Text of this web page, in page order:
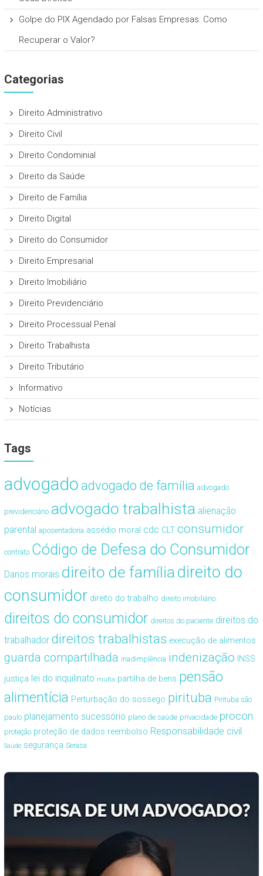
Golpe do PIX Agendado por Falsas Empresas: Como
Recuperar o Valor?
Categorias
Direito Administrativo
Direito Civil
Direito Condominial
Direito da Saúde
Direito de Família
Direito Digital
Direito do Consumidor
Direito Empresarial
Direito Imobiliário
Direito Previdenciário
Direito Processual Penal
Direito Trabalhista
Direito Tributário
Informativo
Notícias
Tags
advogado advogado de família advogado
previdenciário advogado trabalhista alienação
parental aposentadoria assédio moral cdc CLT consumidor
contrato Código de Defesa do Consumidor
Danos morais direito de famíliadireito do
consumidor direito do trabalho direito imobiliário
direitos do consumidor direitos do paciente direitos do
trabalhador direitos trabalhistas execução de alimentos
guarda compartilhada inadimplência indenização INSS
justiça lei do inquilinato multa partilha de bens pensão
alimentícia Perturbação do sossego pirituba Pirituba são
paulo planejamento sucessório plano de saúde privacidade procon
proteção proteção de dados reembolso Responsabilidade civil
Saúde segurança Serasa